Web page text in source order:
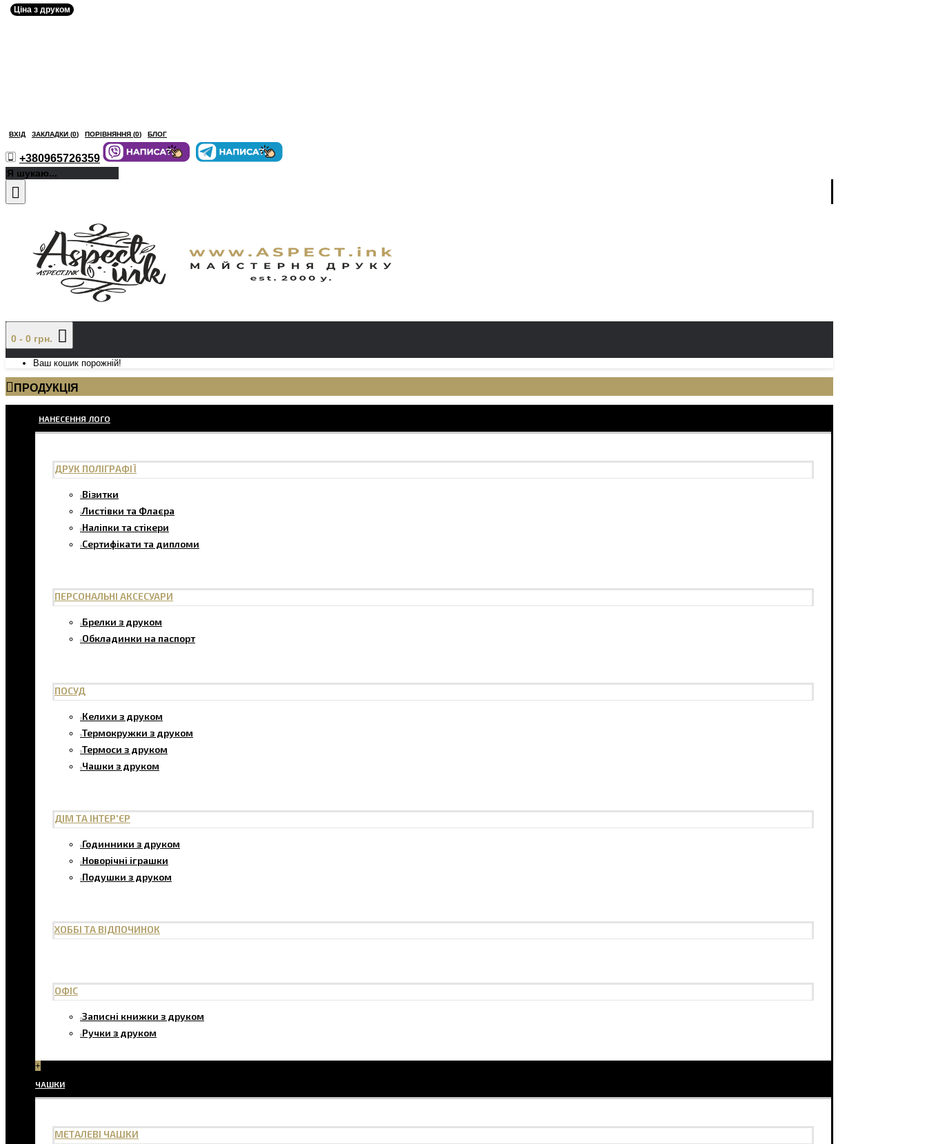
ВХІД ЗАКЛАДКИ (0) ПОРІВНЯННЯ (0) БЛОГ
+380965726359
0 - 0 грн.
Ваш кошик порожній!
ПРОДУКЦІЯ
НАНЕСЕННЯ ЛОГО
ДРУК ПОЛІГРАФІЇ
Візитки
Листівки та Флаєра
Наліпки та стікери
Сертифікати та дипломи
ПЕРСОНАЛЬНІ АКСЕСУАРИ
Брелки з друком
Обкладинки на паспорт
ПОСУД
Келихи з друком
Термокружки з друком
Термоси з друком
Чашки з друком
ДІМ ТА ІНТЕР'ЄР
Годинники з друком
Новорічні іграшки
Подушки з друком
ХОББІ ТА ВІДПОЧИНОК
ОФІС
Записні книжки з друком
Ручки з друком
+
ЧАШКИ
МЕТАЛЕВІ ЧАШКИ
Ціна з друком